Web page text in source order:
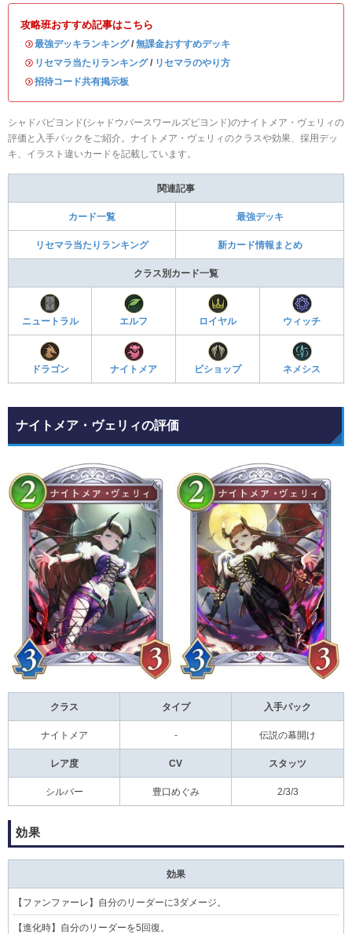
攻略班おすすめ記事はこちら
・最強デッキランキング/ 無課金おすすめデッキ
・ リセマラ当たりランキング/ リセマラのやり方
・招待コード共有掲示板
シャドバビヨンド(シャドウバースワールズビヨンド)のナイトメア・ヴェリィの
評価と入手パックをご紹介。ナイトメア・ヴェリィのクラスや効果、採用デッ
キ、イラスト違いカードを記載しています。
関連記事
カード一覧 最強デッキ
リセマラ当たりランキング 新カード情報まとめ
クラス別カード一覧
ニュートラル エルフ ロイヤル ウィッチ
ドラゴン ナイトメア ビショップ ネメシス
ナイトメア・ヴェリィの評価
クラス タイプ 入手パック
ナイトメア - 伝説の幕開け
レア度 CV スタッツ
シルバー 豊口めぐみ 2/3/3
効果
効果
【 ファンファーレ 】自分のリーダーに3ダメージ。
【進化時】自分のリーダーを5回復。